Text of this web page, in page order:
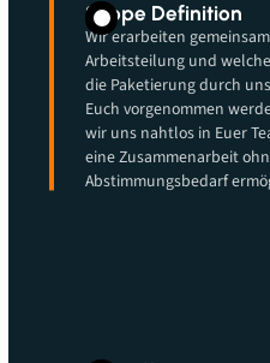
Scope Definition
Wir erarbeiten
Arbeitsteilung und
die Paketierung durch
Euch vorgenommen
wir uns nahtlos in Euer
eine Zusammenarbeit
Abstimmungsbedarf